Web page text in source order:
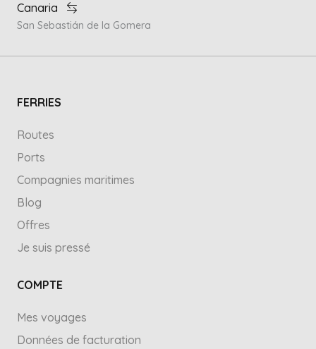
Canaria
San Sebastián de la Gomera
FERRIES
Routes
Ports
Compagnies maritimes
Blog
Offres
Je suis pressé
COMPTE
Mes voyages
Données de facturation